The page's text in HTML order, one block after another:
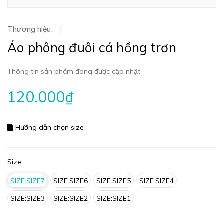
Thương hiệu:
Áo phông đuôi cá hồng trơn
Thông tin sản phẩm đang được cập nhật
120.000₫
Hướng dẫn chọn size
Size:
SIZE:SIZE7 SIZE:SIZE6 SIZE:SIZE5
SIZE:SIZE4
SIZE:SIZE3
SIZE:SIZE2 SIZE:SIZE1